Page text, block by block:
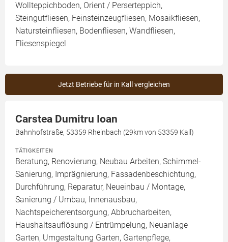
Wollteppichboden, Orient / Perserteppich,
Steingutfliesen, Feinsteinzeugfliesen, Mosaikfliesen,
Natursteinfliesen, Bodenfliesen, Wandfliesen,
Fliesenspiegel
Jetzt Betriebe für in Kall vergleichen
Carstea Dumitru Ioan
Bahnhofstraße, 53359 Rheinbach (29km von 53359 Kall)
TÄTIGKEITEN
Beratung, Renovierung, Neubau Arbeiten, Schimmel-
Sanierung, Imprägnierung, Fassadenbeschichtung,
Durchführung, Reparatur, Neueinbau / Montage,
Sanierung / Umbau, Innenausbau,
Nachtspeicherentsorgung, Abbrucharbeiten,
Haushaltsauflösung / Entrümpelung, Neuanlage
Garten, Umgestaltung Garten, Gartenpflege,